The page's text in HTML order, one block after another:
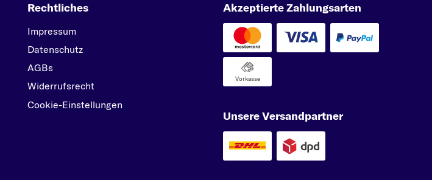
Rechtliches
Impressum
Datenschutz
AGBs
Widerrufsrecht
Cookie-Einstellungen
Akzeptierte Zahlungsarten
Vorkasse
Unsere Versandpartner